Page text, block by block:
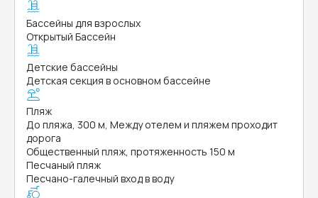
Бассейны для взрослых
Открытый Бассейн
Детские бассейны
Детская секция в основном бассейне
Пляж
До пляжа, 300 м, Между отелем и пляжем проходит
дорога
Общественный пляж, протяженность 150 м
Песчаный пляж
Песчано-галечный вход в воду